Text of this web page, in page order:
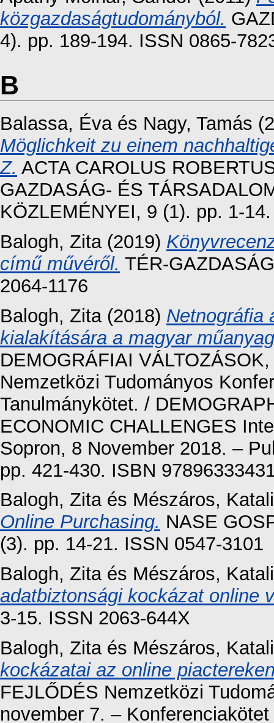
közgazdaságtudományból.
4). pp. 189-194. ISSN 0865-
B
Balassa, Évaés Nagy, Tamás
Möglichkeit zu einem
Z. ACTA CAROLUS
GAZDASÁG- ÉS
KÖZLEMÉNYEI, 9 (1). pp. 1-
Balogh, Zita(2019)
című művéről. TÉR-
2064-1176
Balogh, Zita(2018) Netnográfia
kialakítására a magyar
DEMOGRÁFIAI
Nemzetközi Tudományos
Tanulmánykötet. /
ECONOMIC CHALLENGES
Sopron, 8 November 2018. –
pp. 421-430. ISBN
Balogh, Zitaés Mészáros,
Online Purchasing. NASE
(3). pp. 14-21. ISSN 0547-3101
Balogh, Zitaés Mészáros,
adatbiztonsági kockázat online
3-15. ISSN 2063-644X
Balogh, Zitaés Mészáros,
kockázatai az online
FEJLŐDÉS Nemzetközi
november 7. –